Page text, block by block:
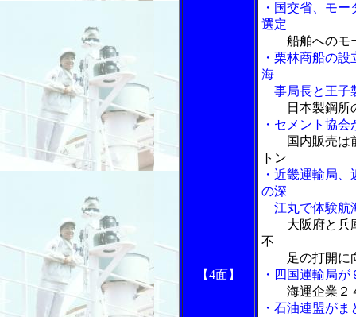
【4面】
・国交省、モ
選定
船舶へのモ
・栗林商船の
海
事局長と王子
日本製鋼所
・セメント協
国内販売は
トン
・近畿運輸局
の深
江丸で体験航
大阪府と兵
不
足の打開に
・四国運輸局
海運企業２
・石油連盟が